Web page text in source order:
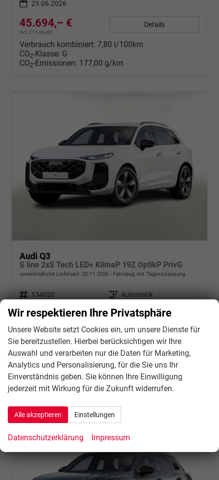
23.06.2026
45.694,– €
incl. 21% MwSt.
Details
Verbrauch kombiniert: 7,80 l/100km
CO2-Klasse: G
CO2-Emissionen: 177,00 g/km
Audi Q3
S line 2xS Tech LED+ KlimaP 19Z OptikP PrivG
unverbindliche Lieferzeit: 20.11.2026 Fahrzeug mit Tageszulassung
Fahrzeugnr. 134020 Getriebe Automatik
Leistung 150 kW (204 PS) Kilometerstand 10 km
31.07.2026
48.823,– € Details
Verbrauch kombiniert:8,00 l/100km
CO -Klasse: G
CO2-Emissionen:181,00 g/km
Wir respektieren Ihre Privatsphäre
Unsere Website setzt Cookies ein, um unsere Dienste für
Sie bereitzustellen. Hierbei berücksichtigen wir Ihre
Auswahl und verarbeiten nur die Daten für Marketing,
Analytics und Personalisierung, für die Sie uns Ihr
Einverständnis geben. Sie können Ihre Einwilligung
jederzeit mit Wirkung für die Zukunft widerrufen.
Alle akzeptieren Einstellungen
Datenschutzerklärung Impressum